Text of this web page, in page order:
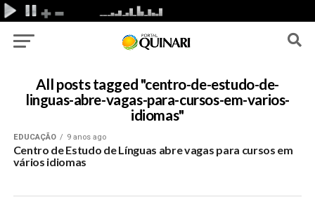
All posts tagged "centro-de-estudo-de-
linguas-abre-vagas-para-cursos-em-varios-
idiomas"
EDUCAÇÃO 9 anos ago
Centro de Estudo de Línguas abre vagas para cursos em
vários idiomas